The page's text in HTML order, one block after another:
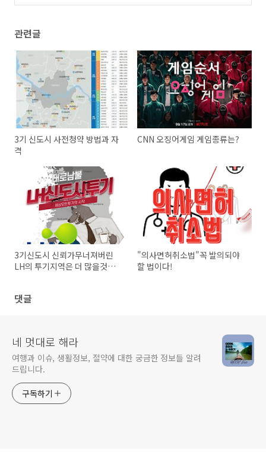
관련글
3기 신도시 사전청약 방법과 자
격
CNN 오징어게임 게임종류는?
3기신도시 신뢰가무너져버린
LH의 투기지역은 더 많을것이
"의사면허취소법"꼭 발의되야
할 법이다!
댓글
네 멋대로 해라
여행과 이슈, 생활정보, 절약에 대한 궁금한 정보들 알려
드립니다.
구독하기